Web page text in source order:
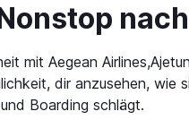
mit Aegean
dir anzusehen, wie
Boarding schlägt.